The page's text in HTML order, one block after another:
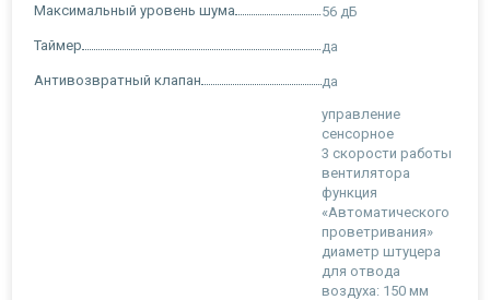
Максимальный уровень шума 56 дБ
Таймер да
Антивозвратный клапан да
управление
сенсорное
3 скорости работы
вентилятора
функция
«Автоматического
проветривания»
диаметр штуцера
для отвода
воздуха: 150 мм